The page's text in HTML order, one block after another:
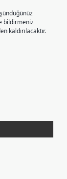
bildirmeniz
kaldırılacaktır.